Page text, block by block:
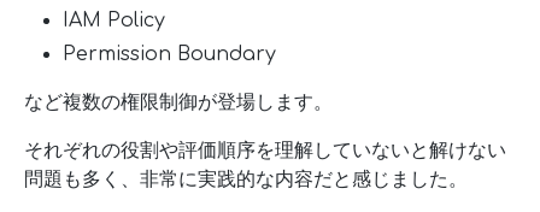
IAM Policy
Permission Boundary
など複数の権限制御が登場します。
それぞれの役割や評価順序を理解していないと解けない
問題も多く、非常に実践的な内容だと感じました。